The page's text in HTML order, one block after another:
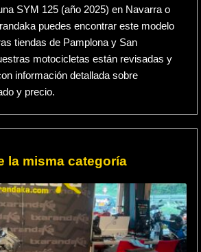
SYM 125 (año 2025) en Navarra o
puedes encontrar este modelo
tiendas de Pamplona y San
motocicletas están revisadas y
información detallada sobre
y precio.
la misma categoría